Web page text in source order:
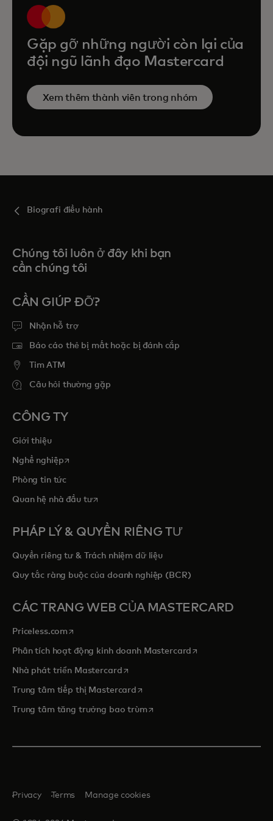
Gặp gỡ những người còn lại của
đội ngũ lãnh đạo Mastercard
Xem thêm thành viên trong nhóm
Biografi điều hành
Chúng tôi luôn ở đây khi bạn
cần chúng tôi
CẦN GIÚP ĐỠ?
Nhận hỗ trợ
Báo cáo thẻ bị mất hoặc bị đánh cắp
Tim ATM
Câu hỏi thường gặp
CÔNG TY
Giới thiệu
Nghề nghiệpopens in a new tab
Phòng tin tức
Quan hệ nhà đầu tưopens in a new tab
PHÁP LÝ & QUYỀN RIÊNG TƯ
Quyền riêng tư & Trách nhiệm dữ liệu
Quy tắc ràng buộc của doanh nghiệp (BCR)
CÁC TRANG WEB CỦA MASTERCARD
Priceless.com opens in a new tab
Phân tích hoạt động kinh doanh Mastercard opens in a new tab
Nhà phát triển Mastercardopens in a new tab
Trung tâm tiếp thị Mastercardopens in a new tab
Trung tâm tăng trưởng bao trùmopens in a new tab
Privacy Terms Manage cookies